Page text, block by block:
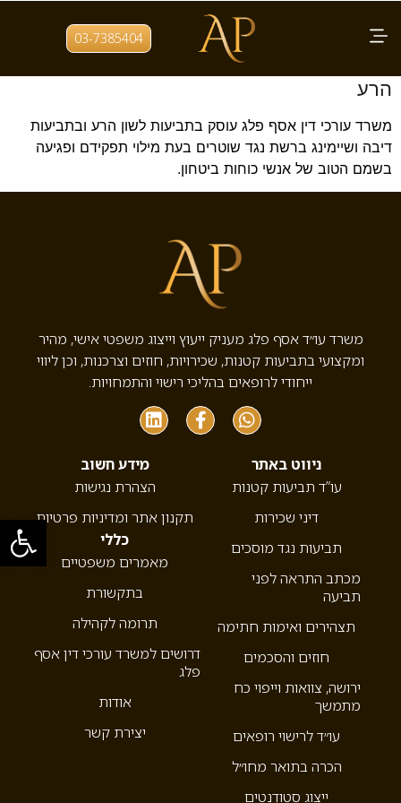
פתח
03-7385404 תגית: שיימינג ברשת
שיימינג נגד שוטרים – ייעוץ על ידי עו"ד לשון
הרע
משרד עורכי דין אסף פלג עוסק בתביעות לשון הרע ובתביעות
דיבה ושיימינג ברשת נגד שוטרים בעת מילוי תפקידם ופגיעה
בשמם הטוב של אנשי כוחות ביטחון.
משרד עו״ד אסף פלג מעניק ייעוץ וייצוג משפטי אישי, מהיר
ומקצועי בתביעות קטנות, שכירויות, חוזים וצרכנות, וכן ליווי
ייחודי לרופאים בהליכי רישוי והתמחויות.
ניווט באתר
עו”ד תביעות קטנות
דיני שכירות
תביעות נגד מוסכים
מכתב התראה לפני
תביעה
תצהירים ואימות חתימה
חוזים והסכמים
ירושה, צוואות וייפוי כח
מתמשך
עו״ד לרישוי רופאים
הכרה בתואר מחו״ל
ייצוג סטודנטים
מידע חשוב
הצהרת נגישות
תקנון אתר ומדיניות פרטיות
כללי
מאמרים משפטיים
בתקשורת
תרומה לקהילה
דרושים למשרד עורכי דין אסף
פלג
אודות
יצירת קשר